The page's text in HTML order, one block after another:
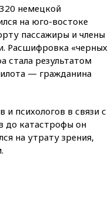
немецкой
на юго-востоке
пассажиры и члены
Расшифровка «черных
стала результатом
— гражданина
и психологов в связи с
до катастрофы он
на утрату зрения,